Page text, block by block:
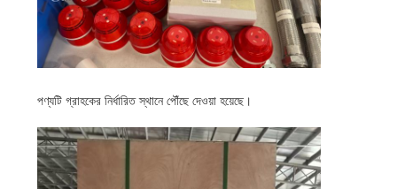
পণ্যটি গ্রাহকের নির্ধারিত স্থানে পৌঁছে দেওয়া হয়েছে।